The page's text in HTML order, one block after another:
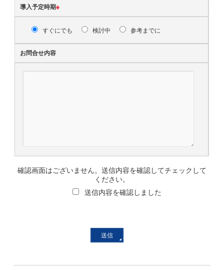
導入予定時期※
すぐにでも 検討中 参考までに
お問合せ内容
確認画面はございません。送信内容を確認してチェックして
ください。
送信内容を確認しました